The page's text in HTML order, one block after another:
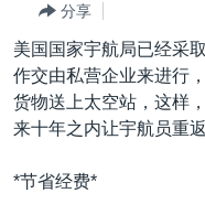
容
到
航
港澳
国际
最新国际新闻
印太
中东
分类新闻
经济·金融·贸易
人权·法律·宗教
美中关系
热点专题
分享
美国国家宇航局已经采
作交由私营企业来进行
货物送上太空站，这样
来十年之内让宇航员重
*节省经费*